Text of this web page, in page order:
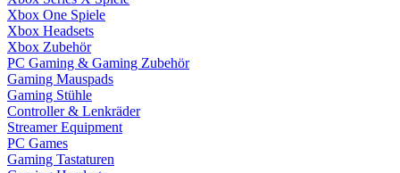
Xbox One Spiele
Xbox Headsets
Xbox Zubehör
PC Gaming & Gaming Zubehör
Gaming Mauspads
Gaming Stühle
Controller & Lenkräder
Streamer Equipment
PC Games
Gaming Tastaturen